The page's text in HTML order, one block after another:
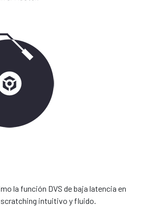
la función DVS de baja latencia en
intuitivo y fluido.